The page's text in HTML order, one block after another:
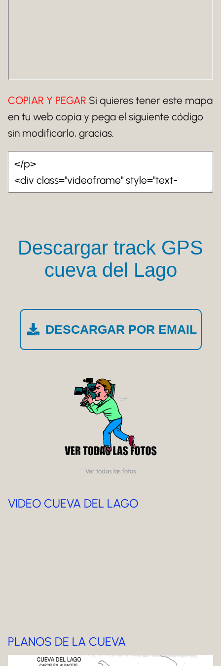
COPIAR Y PEGAR Si quieres tener este mapa
en tu web copia y pega el siguiente código
sin modificarlo, gracias.
Descargar track GPS
cueva del Lago
DESCARGAR POR EMAIL
Ver todas las fotos
VIDEO CUEVA DEL LAGO
PLANOS DE LA CUEVA